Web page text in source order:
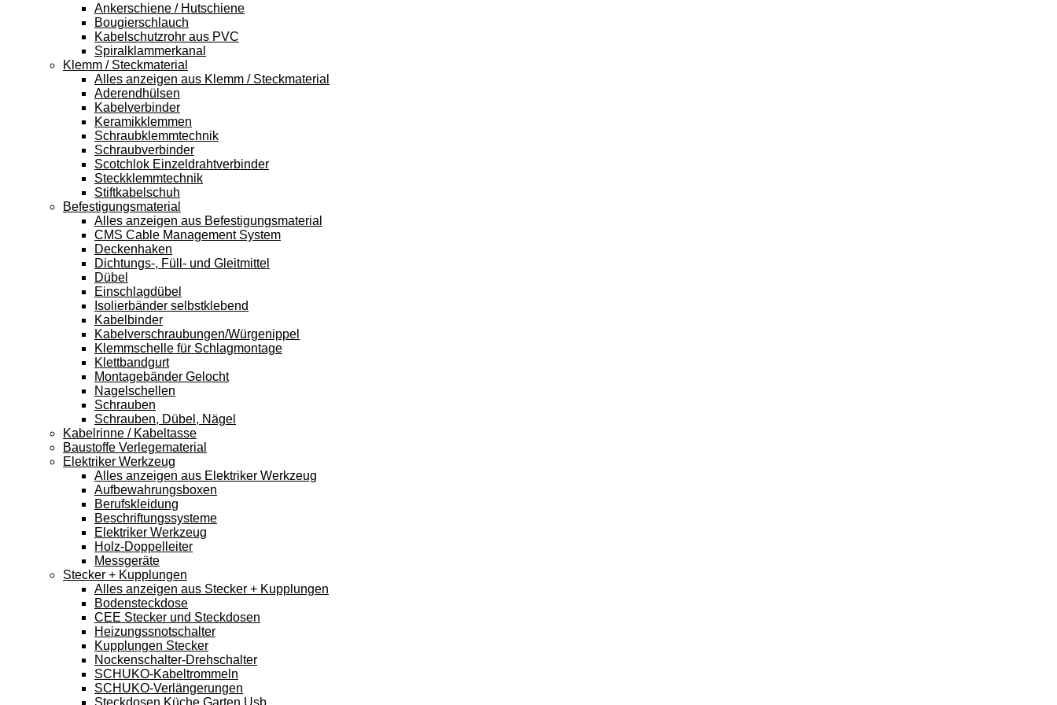
Ankerschiene / Hutschiene
Bougierschlauch
Kabelschutzrohr aus PVC
Spiralklammerkanal
Klemm / Steckmaterial
Alles anzeigen aus Klemm / Steckmaterial
Aderendhülsen
Kabelverbinder
Keramikklemmen
Schraubklemmtechnik
Schraubverbinder
Scotchlok Einzeldrahtverbinder
Steckklemmtechnik
Stiftkabelschuh
Befestigungsmaterial
Alles anzeigen aus Befestigungsmaterial
CMS Cable Management System
Deckenhaken
Dichtungs-, Füll- und Gleitmittel
Dübel
Einschlagdübel
Isolierbänder selbstklebend
Kabelbinder
Kabelverschraubungen/Würgenippel
Klemmschelle für Schlagmontage
Klettbandgurt
Montagebänder Gelocht
Nagelschellen
Schrauben
Schrauben, Dübel, Nägel
Kabelrinne / Kabeltasse
Baustoffe Verlegematerial
Elektriker Werkzeug
Alles anzeigen aus Elektriker Werkzeug
Aufbewahrungsboxen
Berufskleidung
Beschriftungssysteme
Elektriker Werkzeug
Holz-Doppelleiter
Messgeräte
Stecker + Kupplungen
Alles anzeigen aus Stecker + Kupplungen
Bodensteckdose
CEE Stecker und Steckdosen
Heizungssnotschalter
Kupplungen Stecker
Nockenschalter-Drehschalter
SCHUKO-Kabeltrommeln
SCHUKO-Verlängerungen
Steckdosen Küche Garten Usb